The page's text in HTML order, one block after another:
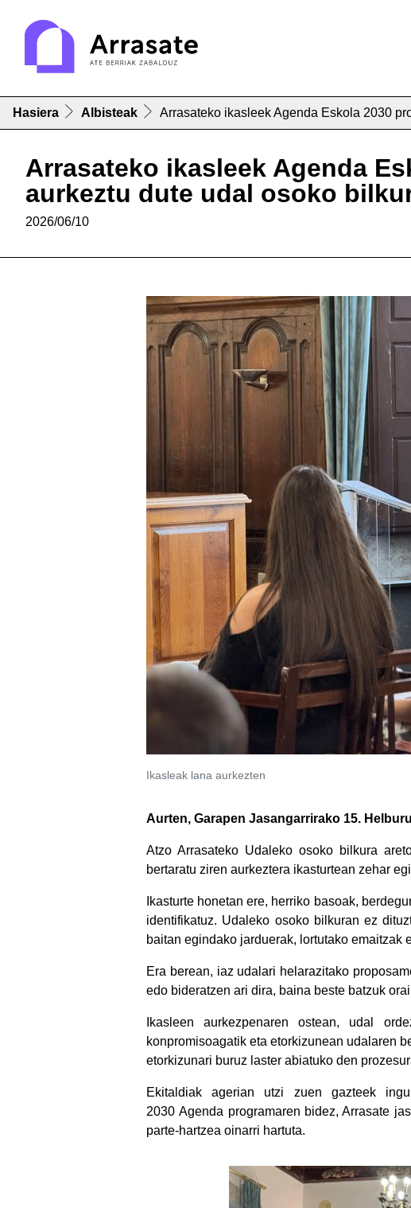
Hasiera Albisteak Arrasateko ikasleek Agenda Eskola 2030
Arrasateko ikasleek Agenda
aurkeztu dute udal osoko
2026/06/10
Ikasleak lana aurkezten
Aurten, Garapen Jasangarrirako 15.
Atzo Arrasateko Udaleko osoko bilkura
bertaratu ziren aurkeztera ikasturtean zehar
Ikasturte honetan ere, herriko basoak,
identifikatuz. Udaleko osoko bilkuran ez
baitan egindako jarduerak, lortutako emaitzak
Era berean, iaz udalari helarazitako
edo bideratzen ari dira, baina beste batzuk
Ikasleen aurkezpenaren ostean, udal
konpromisoagatik eta etorkizunean udalaren
etorkizunari buruz laster abiatuko den
Ekitaldiak agerian utzi zuen gazteek
2030 Agenda programaren bidez, Arrasate
parte-hartzea oinarri hartuta.